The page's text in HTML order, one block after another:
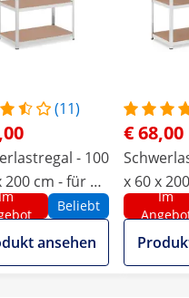
(11)
- 100
200 cm - für 5 x
- Grau
Beliebt
ansehen
€ 68,00
x 60 x
150 kg -
Im